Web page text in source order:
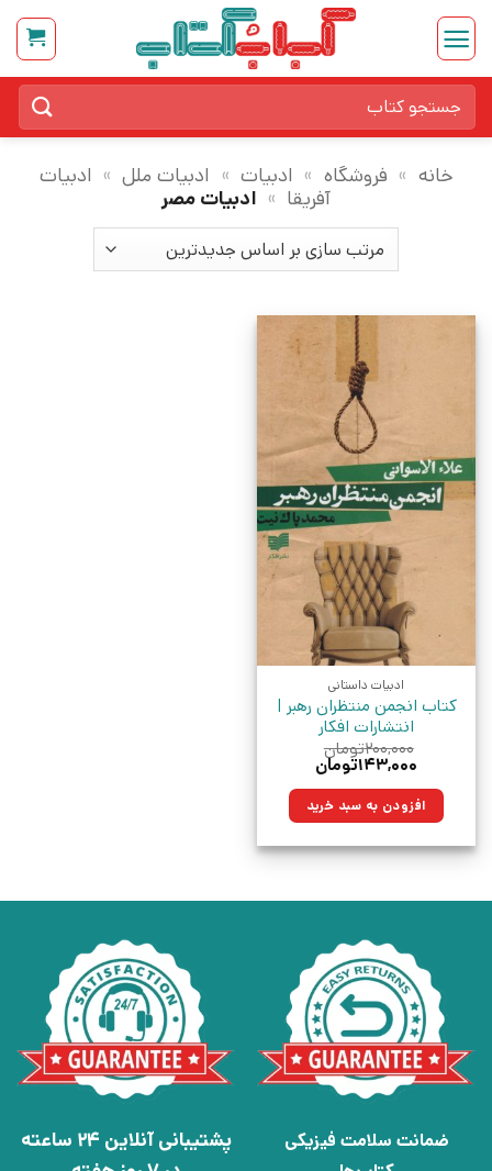
Skip
content
برای:
خانه » فروشگاه » ادبیات » ادبیات ملل » ادبیات
آفریقا » ادبیات مصر
ادبیات داستانی
کتاب انجمن منتظران رهبر |
انتشارات افکار
۲۰۰,۰۰۰تومان
قیمت
۲۰۰,۰۰۰تومان
بود.
۱۴۳,۰۰۰تومان
۱۴۳,۰۰۰تومان.افزودن به سبد خرید
ضمانت سلامت فیزیکی
پشتیبانی آنلاین 24 ساعته